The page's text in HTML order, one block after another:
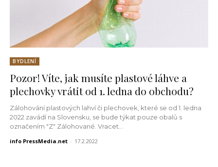
BYDLENÍ
Pozor! Víte, jak musíte plastové láhve a
plechovky vrátit od 1. ledna do obchodu?
Zálohování plastových lahví či plechovek, které se od 1. ledna
2022 zavádí na Slovensku, se bude týkat pouze obalů s
označením "Z" Zálohované. Vracet...
info PressMedia.net - 17.2.2022